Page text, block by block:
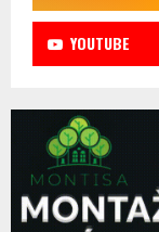
YOUTUBE